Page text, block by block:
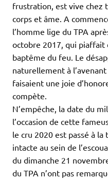
frustration, est vive chez
corps et âme. A
l’homme lige du TPA
octobre 2017, qui piaffait
baptême du feu. Le
naturellement à
faisaient une joie
compète.
N’empêche, la date du
l’occasion de cette
le cru 2020 est passé à
intacte au sein de
du dimanche 21
du TPA n’ont pas